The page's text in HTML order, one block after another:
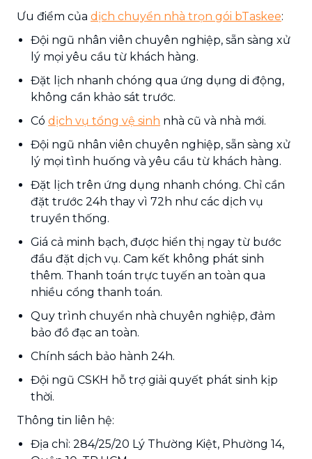
Ưu điểm của dịch chuyển nhà trọn gói bTaskee:
Đội ngũ nhân viên chuyên nghiệp, sẵn sàng xử
lý mọi yêu cầu từ khách hàng.
Đặt lịch nhanh chóng qua ứng dụng di động,
không cần khảo sát trước.
Có dịch vụ tổng vệ sinh nhà cũ và nhà mới.
Đội ngũ nhân viên chuyên nghiệp, sẵn sàng xử
lý mọi tình huống và yêu cầu từ khách hàng.
Đặt lịch trên ứng dụng nhanh chóng. Chỉ cần
đặt trước 24h thay vì 72h như các dịch vụ
truyền thống.
Giá cả minh bạch, được hiển thị ngay từ bước
đầu đặt dịch vụ. Cam kết không phát sinh
thêm. Thanh toán trực tuyến an toàn qua
nhiều cổng thanh toán.
Quy trình chuyển nhà chuyên nghiệp, đảm
bảo đồ đạc an toàn.
Chính sách bảo hành 24h.
Đội ngũ CSKH hỗ trợ giải quyết phát sinh kịp
thời.
Thông tin liên hệ:
Địa chỉ: 284/25/20 Lý Thường Kiệt, Phường 14,